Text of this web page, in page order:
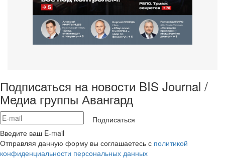
Подписаться на новости BIS Journal /
Медиа группы Авангард
Подписаться
Введите ваш E-mail
Отправляя данную форму вы соглашаетесь с политикой
конфиденциальности персональных данных